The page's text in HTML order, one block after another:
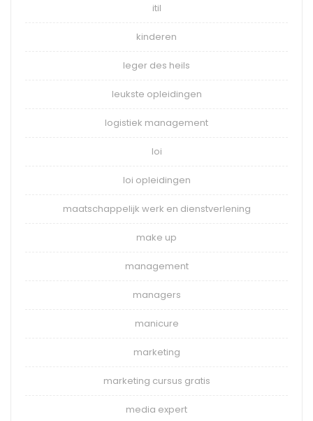
itil
kinderen
leger des heils
leukste opleidingen
logistiek management
loi
loi opleidingen
maatschappelijk werk en dienstverlening
make up
management
managers
manicure
marketing
marketing cursus gratis
media expert